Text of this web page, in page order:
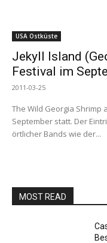
USA Ostküste
Jekyll Island
Festival im
2011-03-25
The Wild Georgia Shrimp
September statt. Der
örtlicher Bands wie der...
MOST READ